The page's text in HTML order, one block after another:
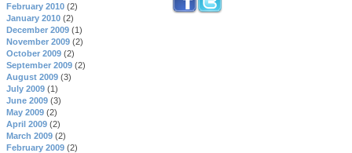
February 2010 (2)
January 2010 (2)
December 2009 (1)
November 2009 (2)
October 2009 (2)
September 2009 (2)
August 2009 (3)
July 2009 (1)
June 2009 (3)
May 2009 (2)
April 2009 (2)
March 2009 (2)
February 2009 (2)